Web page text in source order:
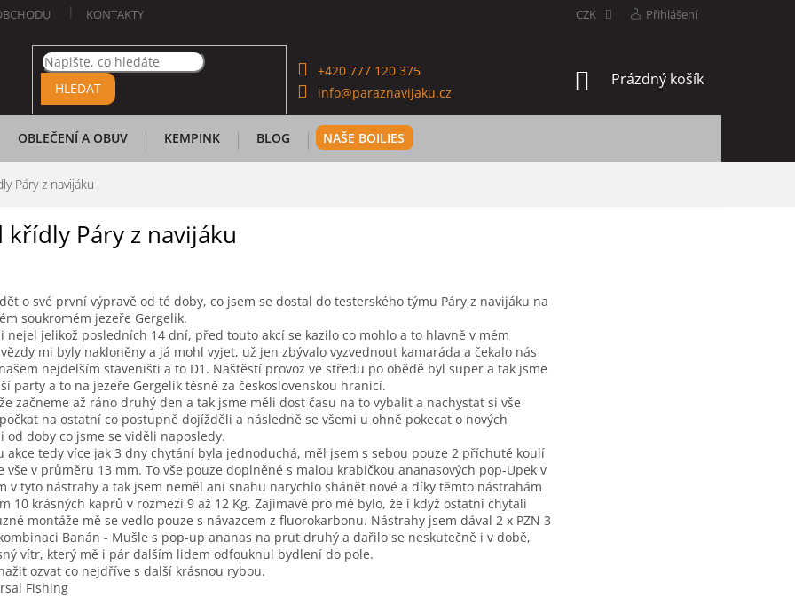
KONTAKTY CZK Přihlášení
HLEDAT
+420 777 120 375
info@paraznavijaku.cz
NÁKUPNÍ
Prázdný košík
OBLEČENÍ A OBUV KEMPINK BLOG NAŠE BOILIES
Páry z navijáku
křídly Páry z navijáku
o své první výpravě od té doby, co jsem se dostal do testerského týmu Páry z navijáku na
soukromém jezeře Gergelik.
nejel jelikož posledních 14 dní, před touto akcí se kazilo co mohlo a to hlavně v mém
mi byly nakloněny a já mohl vyjet, už jen zbývalo vyzvednout kamaráda a čekalo nás
nejdelším staveništi a to D1. Naštěstí provoz ve středu po obědě byl super a tak jsme
party a to na jezeře Gergelik těsně za československou hranicí.
začneme až ráno druhý den a tak jsme měli dost času na to vybalit a nachystat si vše
na ostatní co postupně dojížděli a následně se všemi u ohně pokecat o nových
od doby co jsme se viděli naposledy.
akce tedy více jak 3 dny chytání byla jednoduchá, měl jsem s sebou pouze 2 příchutě koulí
vše v průměru 13 mm. To vše pouze doplněné s malou krabičkou ananasových pop-Upek v
v tyto nástrahy a tak jsem neměl ani snahu narychlo shánět nové a díky těmto nástrahám
10 krásných kaprů v rozmezí 9 až 12 Kg. Zajímavé pro mě bylo, že i když ostatní chytali
montáže mě se vedlo pouze s návazcem z fluorokarbonu. Nástrahy jsem dával 2 x PZN 3
Banán - Mušle s pop-up ananas na prut druhý a dařilo se neskutečně i v době,
vítr, který mě i pár dalším lidem odfouknul bydlení do pole.
ozvat co nejdříve s další krásnou rybou.
Fishing